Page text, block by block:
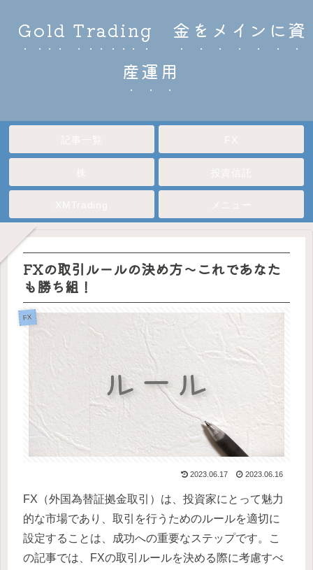
Gold Trading 金をメインに資
産運用
FXの取引ルールの決め方～これであなた
も勝ち組！
FX
2023.06.17 2023.06.16
FX（外国為替証拠金取引）は、投資家にとって魅力
的な市場であり、取引を行うためのルールを適切に
設定することは、成功への重要なステップです。こ
の記事では、FXの取引ルールを決める際に考慮すべ